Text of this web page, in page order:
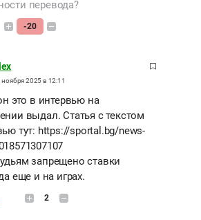
перевода?
-20
ноября 2025 в 12:11
это в интервью на
выдал. Статья с текстом
тут: https://sportal.bg/news-
запрещено ставки
еще и на играх.
2